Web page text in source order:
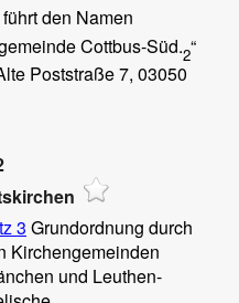
den Namen
Cottbus-Süd.2“
Poststraße 7, 03050
3 Grundordnung durch
Kirchengemeinden
und Leuthen-